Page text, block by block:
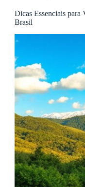
Dicas Essenciais
Brasil